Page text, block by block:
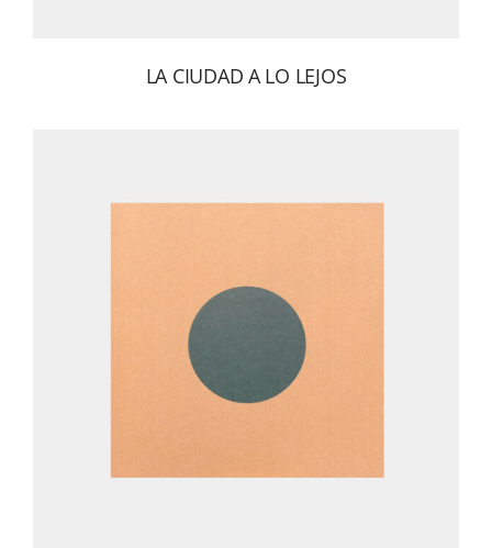
LA CIUDAD A LO LEJOS